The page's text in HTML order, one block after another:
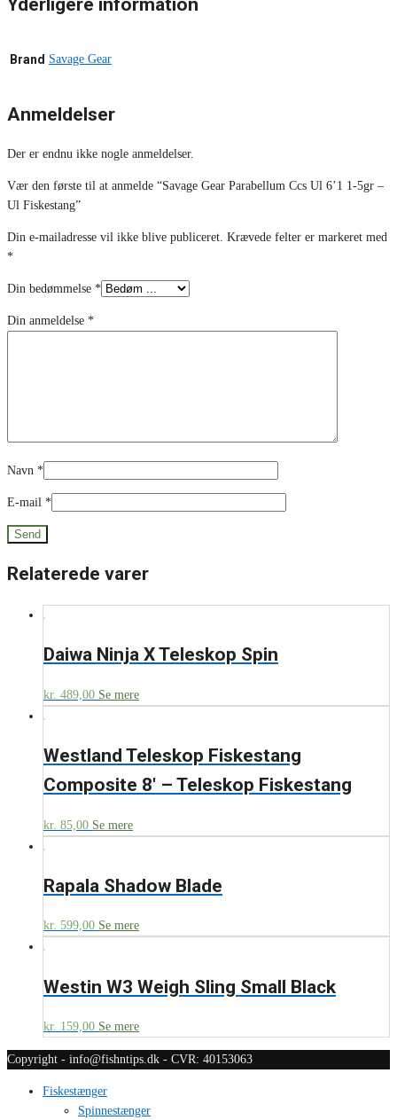
Brand Savage Gear
Anmeldelser
Der er endnu ikke nogle anmeldelser.
Vær den første til at anmelde “Savage Gear Parabellum Ccs Ul 6’1 1-5gr –
Ul Fiskestang”
Din e-mailadresse vil ikke blive publiceret. Krævede felter er markeret med
*
Din bedømmelse *
Din anmeldelse *
Navn *
E-mail *
Relaterede varer
Daiwa Ninja X Teleskop Spin
kr. 489,00 Se mere
Westland Teleskop Fiskestang
Composite 8′ – Teleskop Fiskestang
kr. 85,00 Se mere
Rapala Shadow Blade
kr. 599,00 Se mere
Westin W3 Weigh Sling Small Black
kr. 159,00 Se mere
Copyright - info@fishntips.dk - CVR: 40153063
Fiskestænger
Spinnestænger